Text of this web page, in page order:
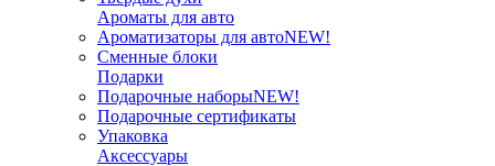
Ароматы для авто
Ароматизаторы для автоNEW!
Сменные блоки
Подарки
Подарочные наборыNEW!
Подарочные сертификаты
Упаковка
Аксессуары